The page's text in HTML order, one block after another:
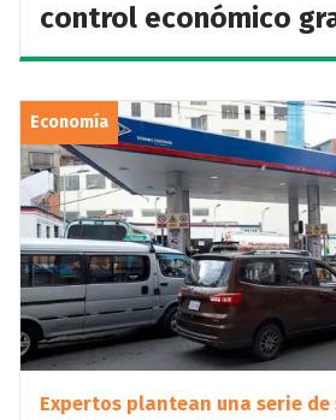
control económico
Economía
Expertos plantean una serie